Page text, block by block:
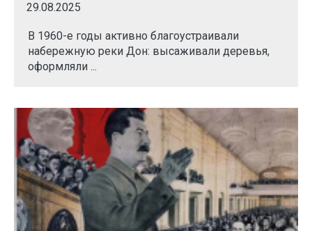
29.08.2025
В 1960-е годы активно благоустраивали
набережную реки Дон: высаживали деревья,
оформляли ...